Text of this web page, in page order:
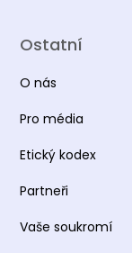
Ostatní
O nás
Pro média
Etický kodex
Partneři
Vaše soukromí